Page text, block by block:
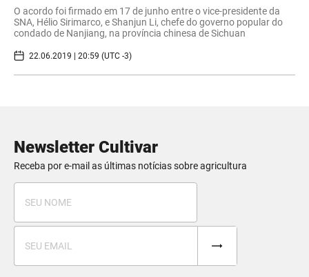
O acordo foi firmado em 17 de junho entre o vice-presidente da
SNA, Hélio Sirimarco, e Shanjun Li, chefe do governo popular do
condado de Nanjiang, na província chinesa de Sichuan
22.06.2019 | 20:59 (UTC -3)
Newsletter Cultivar
Receba por e-mail as últimas notícias sobre agricultura